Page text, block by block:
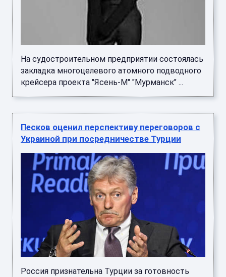
На судостроительном предприятии состоялась
закладка многоцелевого атомного подводного
крейсера проекта "Ясень-М" "Мурманск" ...
Песков оценил перспективу переговоров с
Украиной при посредничестве Турции
Россия признательна Турции за готовность